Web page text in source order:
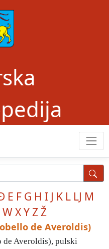
E F G H I J K L LJ M
WXYZŽ
de Averoldis)
Averoldis), pulski